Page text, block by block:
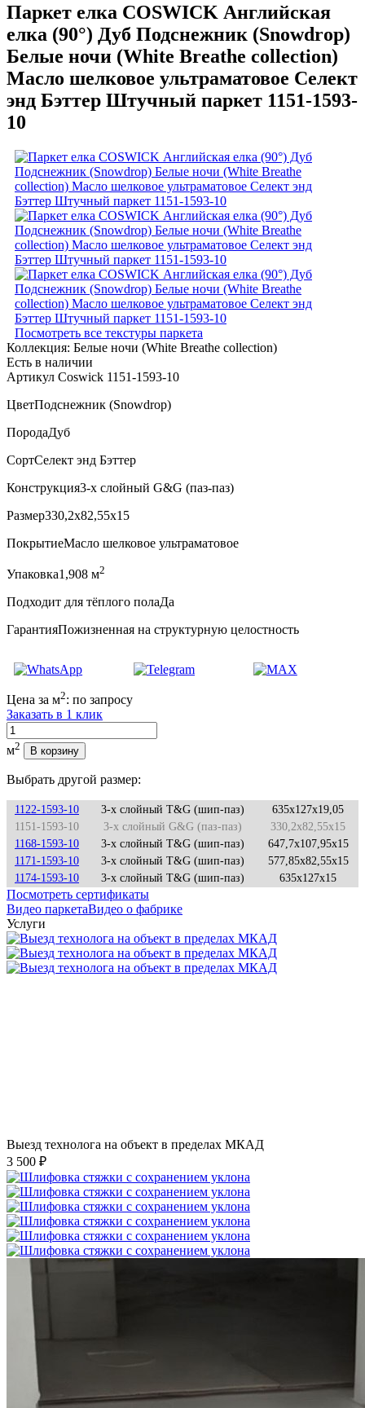
Паркет елка COSWICK Английская
елка (90°) Дуб Подснежник (Snowdrop)
Белые ночи (White Breathe collection)
Масло шелковое ультраматовое Селект
энд Бэттер Штучный паркет 1151-1593-
10
Посмотреть все текстуры паркета
Коллекция: Белые ночи (White Breathe collection)
Есть в наличии
Артикул Coswick 1151-1593-10
ЦветПодснежник (Snowdrop)
ПородаДуб
СортСелект энд Бэттер
Конструкция3-х слойный G&G (паз-паз)
Размер330,2x82,55x15
ПокрытиеМасло шелковое ультраматовое
Упаковка1,908 м2
Подходит для тёплого полаДа
ГарантияПожизненная на структурную целостность
Цена за м2: по запросу
Заказать в 1 клик
Количество
м2 В корзину
Выбрать другой размер:
1122-1593-10 3-х слойный T&G (шип-паз)
635x127x19,05
1151-1593-10
3-х слойный G&G (паз-паз)
330,2x82,55x15
1168-1593-10
3-х слойный T&G (шип-паз)
647,7x107,95x15
1171-1593-10
3-х слойный T&G (шип-паз)
577,85x82,55x15
1174-1593-10
3-х слойный T&G (шип-паз) 635x127x15
Посмотреть сертификаты
Видео паркетаВидео о фабрике
Услуги
Выезд технолога на объект в пределах МКАД
3 500 ₽
Шлифовка стяжки с сохранением уклона
1 500 ₽